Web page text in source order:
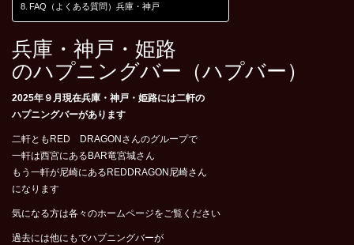
FAQ（よくある質問）兵庫・神戸
兵庫・神戸・姫路
のハプニングバー（ハプバー）
2025年９月現在兵庫・神戸・姫路には二軒の
ハプニングバーがあります
二軒ともRED DRAGONさんのグループで
一軒は西宮にあるBAR竜宮城さん
もう一軒が尼崎にあるREDDRAGON尼崎さん
になります
気になる方は各々のホームページをご覧ください
過去には他にもでハプニングバーが